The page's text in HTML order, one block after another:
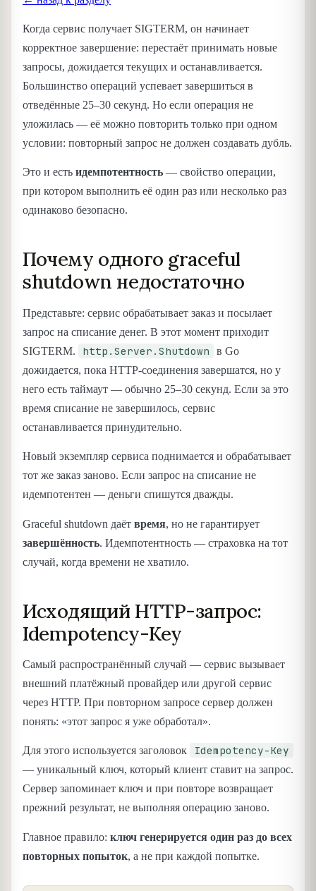
Когда сервис получает SIGTERM, он начинает
корректное завершение: перестаёт принимать новые
запросы, дожидается текущих и останавливается.
Большинство операций успевает завершиться в
отведённые 25–30 секунд. Но если операция не
уложилась — её можно повторить только при одном
условии: повторный запрос не должен создавать дубль.
Это и есть идемпотентность — свойство операции,
при котором выполнить её один раз или несколько раз
одинаково безопасно.
Почему одного graceful
shutdown недостаточно
Представьте: сервис обрабатывает заказ и посылает
запрос на списание денег. В этот момент приходит
SIGTERM.
http.Server.Shutdown
в Go
дожидается, пока HTTP-соединения завершатся, но у
него есть таймаут — обычно 25–30 секунд. Если за это
время списание не завершилось, сервис
останавливается принудительно.
Новый экземпляр сервиса поднимается и обрабатывает
тот же заказ заново. Если запрос на списание не
идемпотентен — деньги спишутся дважды.
Graceful shutdown даёт время, но не гарантирует
завершённость. Идемпотентность — страховка на тот
случай, когда времени не хватило.
Исходящий HTTP-запрос:
Idempotency-Key
Самый распространённый случай — сервис вызывает
внешний платёжный провайдер или другой сервис
через HTTP. При повторном запросе сервер должен
понять: «этот запрос я уже обработал».
Для этого используется заголовок Idempotency-Key
— уникальный ключ, который клиент ставит на запрос.
Сервер запоминает ключ и при повторе возвращает
прежний результат, не выполняя операцию заново.
Главное правило: ключ генерируется один раз до всех
повторных попыток, а не при каждой попытке.